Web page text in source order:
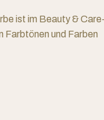
ist im Beauty &
Farbtönen und Farben